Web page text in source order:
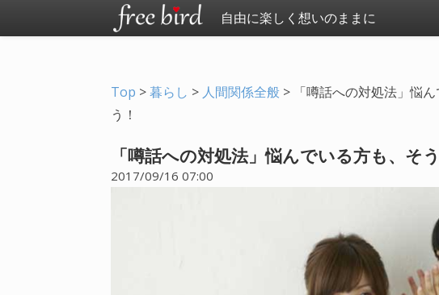
自由に楽しく想いのままに
Top >暮らし > 人間関係全般 > 「噂話への対処法」悩
う！
「噂話への対処法」悩んでいる方も、そ
2017/09/16 07:00